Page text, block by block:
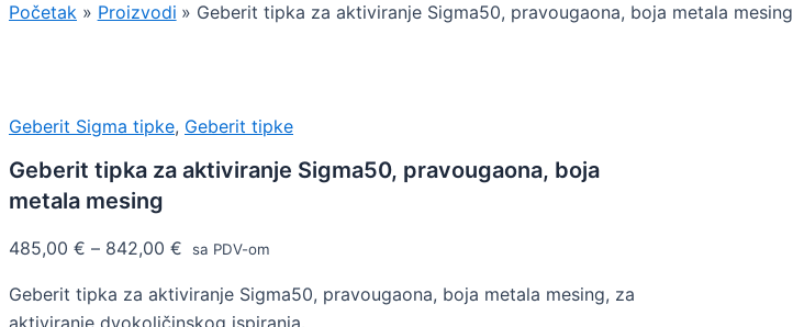
Početak Proizvodi Geberit tipka za aktiviranje Sigma50, pravougaona, boja metala mesing
Geberit Sigma tipke, Geberit tipke
Geberit tipka za aktiviranje Sigma50, pravougaona, boja
metala mesing
485,00 € – 842,00 € sa PDV-om
Geberit tipka za aktiviranje Sigma50, pravougaona, boja metala mesing, za